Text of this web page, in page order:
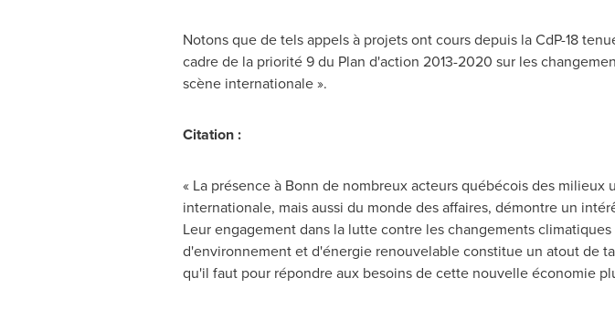
Notons que de tels appels à projets ont cours depuis la CdP-18
cadre de la priorité 9 du Plan d'action 2013-2020 sur les
scène internationale ».
Citation :
« La présence à Bonn de nombreux acteurs québécois des
internationale, mais aussi du monde des affaires, démontre un
Leur engagement dans la lutte contre les changements
d'environnement et d'énergie renouvelable constitue un atout de
qu'il faut pour répondre aux besoins de cette nouvelle économie